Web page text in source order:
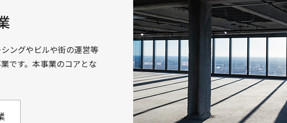
ングやビルや街の運営等
です。本事業のコアとな